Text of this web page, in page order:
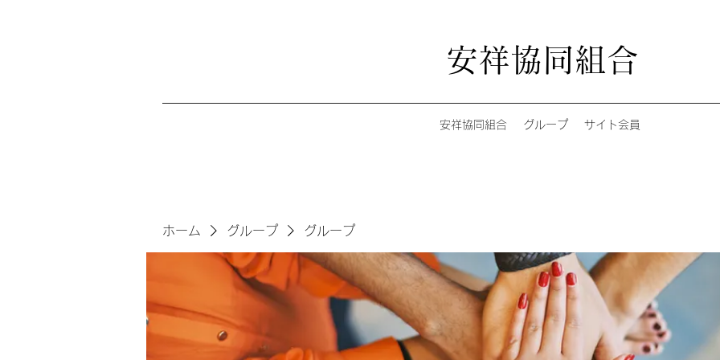
安祥協同組合
安祥協同組合 グループ サイト会員
ホーム グループ グループ